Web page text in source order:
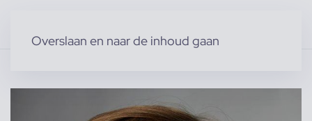
Overslaan en naar de inhoud gaan